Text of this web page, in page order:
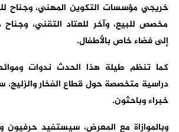
خريجي مؤسسات التكوين المهني، وجناح
مخصص للبيع، وآخر للعتاد التقني، وجناح
إلى فضاء خاص بالأطفال.
كما تنظم طيلة هذا الحدث ندوات
دراسية متخصصة حول قطاع الفخار
خبراء وباحثون.
وبالموازاة مع المعرض، سيستفيد حرفيون